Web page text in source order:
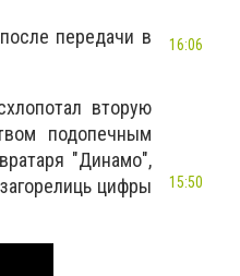
после передачи в
вторую
подопечным
"Динамо",
цифры
16:06
15:50